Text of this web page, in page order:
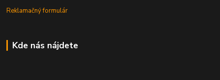
Reklamačný formulár
Kde nás nájdete